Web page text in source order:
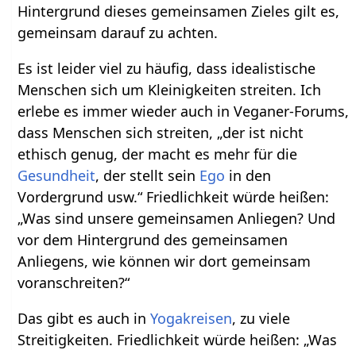
Hintergrund dieses gemeinsamen Zieles gilt es,
gemeinsam darauf zu achten.
Es ist leider viel zu häufig, dass idealistische
Menschen sich um Kleinigkeiten streiten. Ich
erlebe es immer wieder auch in Veganer-Forums,
dass Menschen sich streiten, „der ist nicht
ethisch genug, der macht es mehr für die
Gesundheit, der stellt sein Ego in den
Vordergrund usw.“ Friedlichkeit würde heißen:
„Was sind unsere gemeinsamen Anliegen? Und
vor dem Hintergrund des gemeinsamen
Anliegens, wie können wir dort gemeinsam
voranschreiten?“
Das gibt es auch inYogakreisen, zu viele
Streitigkeiten. Friedlichkeit würde heißen: „Was